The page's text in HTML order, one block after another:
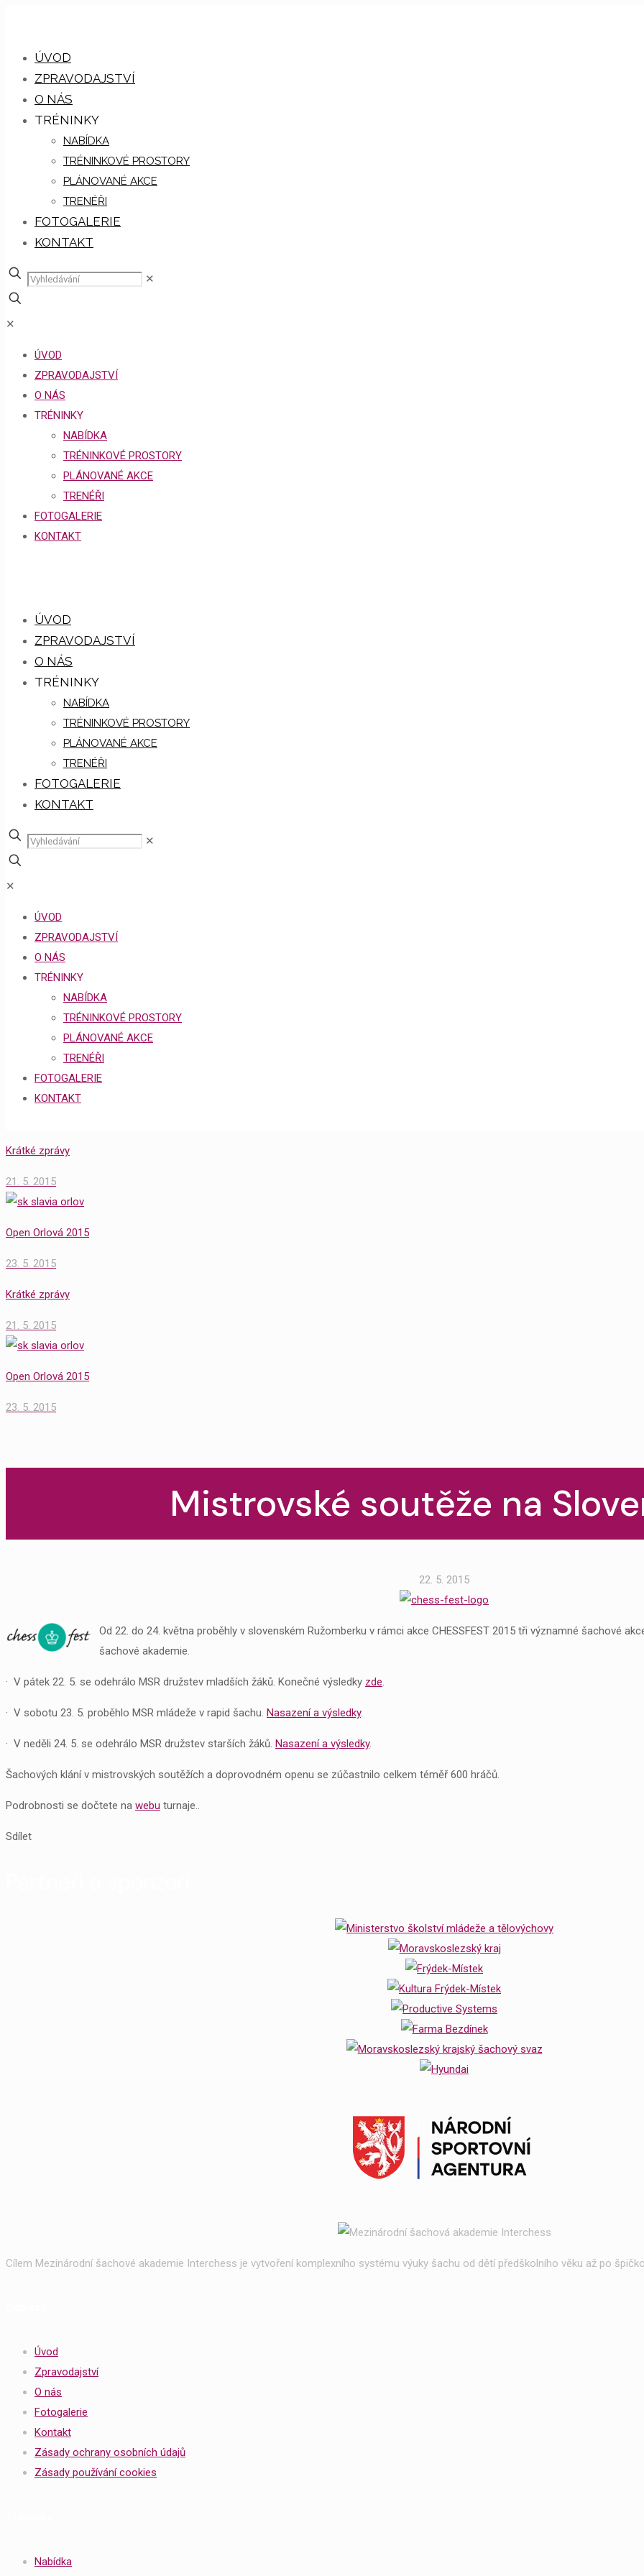
ÚVOD
ZPRAVODAJSTVÍ
O NÁS
TRÉNINKY
NABÍDKA
TRÉNINKOVÉ PROSTORY
PLÁNOVANÉ AKCE
TRENÉŘI
FOTOGALERIE
KONTAKT
✕
✕
ÚVOD
ZPRAVODAJSTVÍ
O NÁS
TRÉNINKY
NABÍDKA
TRÉNINKOVÉ PROSTORY
PLÁNOVANÉ AKCE
TRENÉŘI
FOTOGALERIE
KONTAKT
ÚVOD
ZPRAVODAJSTVÍ
O NÁS
TRÉNINKY
NABÍDKA
TRÉNINKOVÉ PROSTORY
PLÁNOVANÉ AKCE
TRENÉŘI
FOTOGALERIE
KONTAKT
✕
✕
ÚVOD
ZPRAVODAJSTVÍ
O NÁS
TRÉNINKY
NABÍDKA
TRÉNINKOVÉ PROSTORY
PLÁNOVANÉ AKCE
TRENÉŘI
FOTOGALERIE
KONTAKT
Krátké zprávy
21. 5. 2015
Open Orlová 2015
23. 5. 2015
Krátké zprávy
21. 5. 2015
Open Orlová 2015
23. 5. 2015
Mistrovské soutěže na
22. 5. 2015
Od 22. do 24. května proběhly v slovenském Ružomberku v rámci akce CHESSFEST 2015 tři významné šachové
šachové akademie.
· V pátek 22. 5. se odehrálo MSR družstev mladších žáků. Konečné výsledky zde
· V sobotu 23. 5. proběhlo MSR mládeže v rapid šachu. Nasazení a výsledky.
· V neděli 24. 5. se odehrálo MSR družstev starších žáků. Nasazení a výsledky.
Šachových klání v mistrovských soutěžích a doprovodném openu se zúčastnilo celkem téměř 600 hráčů.
Podrobnosti se dočtete na webu turnaje..
Sdílet
Cílem Mezinárodní šachové akademie Interchess je vytvoření komplexního systému výuky šachu od dětí předškolního věku až po
Úvod
Zpravodajství
O nás
Fotogalerie
Kontakt
Zásady ochrany osobních údajů
Zásady používání cookies
Nabídka